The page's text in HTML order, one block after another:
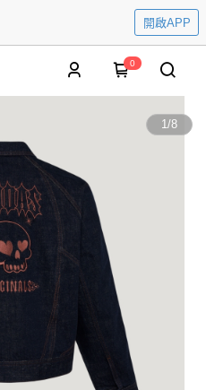
開啟APP
0
1/8